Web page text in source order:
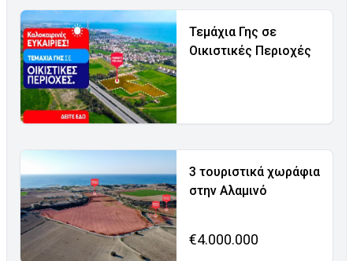
Τεμάχια Γης σε
Οικιστικές Περιοχές
3 τουριστικά χωράφια
στην Αλαμινό
€4.000.000